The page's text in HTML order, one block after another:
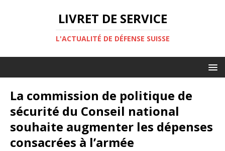
LIVRET DE SERVICE
L'ACTUALITÉ DE DÉFENSE SUISSE
La commission de politique de
sécurité du Conseil national
souhaite augmenter les dépenses
consacrées à l’armée